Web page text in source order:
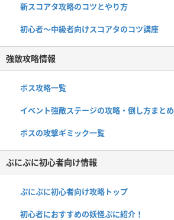
新スコアタ攻略のコツとやり方
初心者〜中級者向けスコアタのコツ講座
強敵攻略情報
ボス攻略一覧
イベント強敵ステージの攻略・倒し方まとめ
ボスの攻撃ギミック一覧
ぷにぷに初心者向け情報
ぷにぷに初心者向け攻略トップ
初心者におすすめの妖怪ぷに紹介！